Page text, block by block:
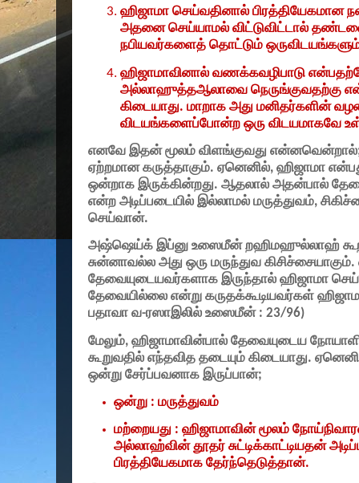
ஹிஜாமா செய்வதினால் பிரத்தியேகமான
அதனை செய்யாமல் விட்டுவிட்டால்
நபியவர்களைத் தொட்டும்
ஹிஜாமாவினால் வணக்கவழிபாடு
அல்லாஹுத்தஆலாவை நெருங்குவதற்கு
கிடையாது. மாறாக அது மனிதர்களின்
விடயங்களைப்போன்ற ஒரு விடயமாகவே
எனவே இதன் மூலம் விளங்குவது என்னவென்றால்
ஏற்றமான கருத்தாகும். ஏனெனில், ஹிஜாமா
ஒன்றாக இருக்கின்றது. ஆதலால் அதன்பால்
என்ற அடிப்படையில் இல்லாமல் மருத்துவம்,
செய்வான்.
அஷ்ஷெய்க் இப்னு உஸைமீன் றஹிமஹுல்லாஹ்
சுன்னாவல்ல அது ஒரு மருந்துவ
தேவையுடையவர்களாக இருந்தால் ஹிஜாமா
தேவையில்லை என்று கருதக்கூடியவர்கள்
பதாவா வ-ரஸாஇலில் உஸைமீன் : 23/96)
மேலும், ஹிஜாமாவின்பால் தேவையுடைய
கூறுவதில் எந்தவித தடையும் கிடையாது.
ஒன்று சேர்ப்பவனாக இருப்பான்;
ஒன்று : மருத்துவம்
மற்றையது : ஹிஜாமாவின் மூலம்
அல்லாஹ்வின் தூதர் சுட்டிக்காட்டியதன்
பிரத்தியேகமாக தேர்ந்தெடுத்தான்.